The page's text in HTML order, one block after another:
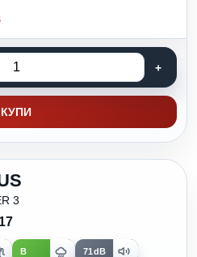
КУПИ
3
B 71dB